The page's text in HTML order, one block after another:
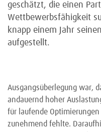
geschätzt, die einen
Wettbewerbsfähigkeit
knapp einem Jahr
aufgestellt.
Ausgangsüberlegung war,
andauernd hoher
für laufende Optimierungen
zunehmend fehlte.